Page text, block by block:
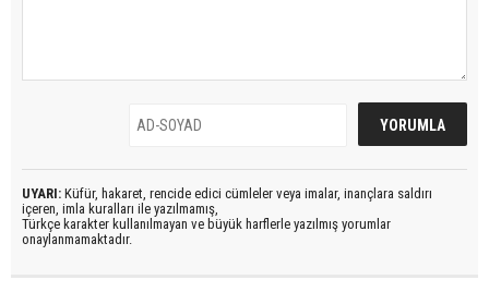
UYARI: Küfür, hakaret, rencide edici cümleler veya imalar, inançlara saldırı
içeren, imla kuralları ile yazılmamış,
Türkçe karakter kullanılmayan ve büyük harflerle yazılmış yorumlar
onaylanmamaktadır.